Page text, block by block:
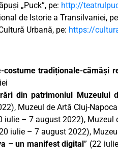
„Puck”, pe: http://
de Istorie a Transilvaniei,
Urbană, pe: https://
costume tradiționale-cămăși
din patrimoniul
Muzeul de Artă Cluj-Napoca
iulie – 7 august 2022), Muzeul
iulie – 7 august 2022),
– un manifest digital” (22